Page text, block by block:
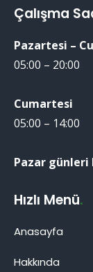
Çalışma
Pazartesi –
05:00 – 20:00
Cumartesi
05:00 – 14:00
Pazar günleri
Hızlı Menü.
Anasayfa
Hakkında